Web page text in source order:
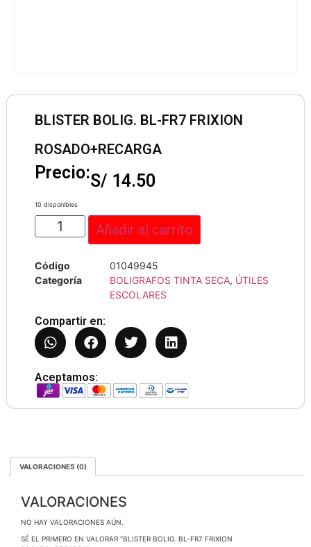
BLISTER BOLIG. BL-FR7 FRIXION
ROSADO+RECARGA
Precio:S/ 14.50
10 disponibles
Añadir al carrito
Código
01049945
Categoría
BOLIGRAFOS TINTA SECA, ÚTILES
ESCOLARES
Compartir en:
Aceptamos:
VALORACIONES (0)
VALORACIONES
NO HAY VALORACIONES AÚN.
SÉ EL PRIMERO EN VALORAR “BLISTER BOLIG. BL-FR7 FRIXION